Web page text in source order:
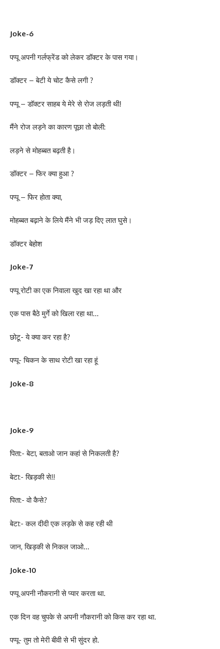
Joke-6
पप्पू अपनी गर्लफ्रेंड को लेकर डॉक्टर के पास गया।
डॉक्टर – बेटी ये चोट कैसे लगी ?
पप्पू – डॉक्टर साहब ये मेरे से रोज लड़ती थी!
मैंने रोज लड़ने का कारण पूछा तो बोली:
लड़ने से मोहब्बत बढ़ती है।
डॉक्टर – फिर क्या हुआ ?
पप्पू – फिर होता क्या,
मोहब्बत बढ़ाने के लिये मैंने भी जड़ दिए लात घुसे।
डॉक्टर बेहोश
Joke-7
पप्पू रोटी का एक निवाला खुद खा रहा था और
एक पास बैठे मुर्गे को खिला रहा था…
छोटू- ये क्या कर रहा है?
पप्पू- चिकन के साथ रोटी खा रहा हूं
Joke-8
Joke-9
पिता:- बेटा, बताओ जान कहां से निकलती है?
बेटा:- खिड़की से!!
पिता:- वो कैसे?
बेटा:- कल दीदी एक लड़के से कह रही थी
जान, खिड़की से निकल जाओ…
Joke-10
पप्पू अपनी नौकरानी से प्यार करता था.
एक दिन वह चुपके से अपनी नौकरानी को किस कर रहा था.
पप्पू- तुम तो मेरी बीवी से भी सुंदर हो.